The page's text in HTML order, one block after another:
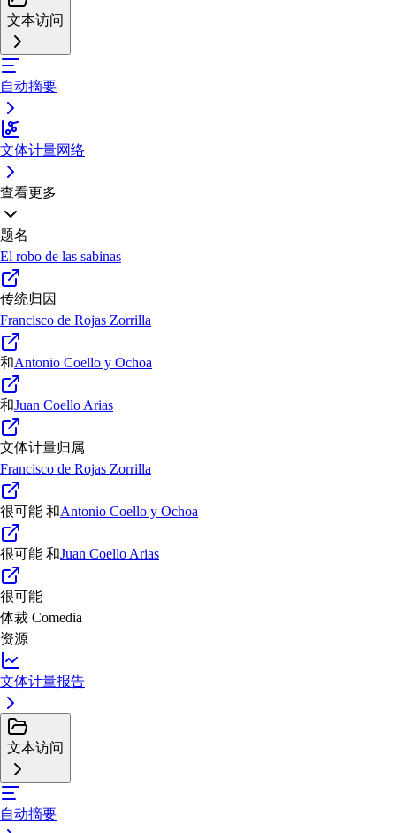
文本访问
自动摘要
文体计量网络
查看更多
题名
El robo de las sabinas
传统归因
Francisco de Rojas Zorrilla
和Antonio Coello y Ochoa
和Juan Coello Arias
文体计量归属
Francisco de Rojas Zorrilla
很可能 和Antonio Coello y Ochoa
很可能 和Juan Coello Arias
很可能
体裁 Comedia
资源
文体计量报告
文本访问
自动摘要